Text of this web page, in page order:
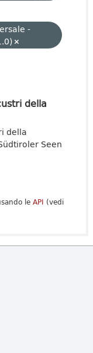
-
della
della
Seen
le API (vedi